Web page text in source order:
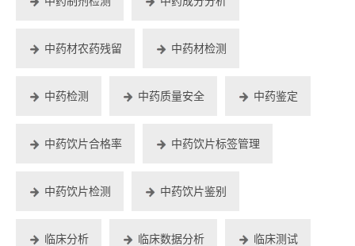
中药材农药残留 中药材检测
中药检测 中药质量安全 中药鉴定
中药饮片合格率 中药饮片标签管理
中药饮片检测 中药饮片鉴别
临床分析 临床数据分析 临床测试